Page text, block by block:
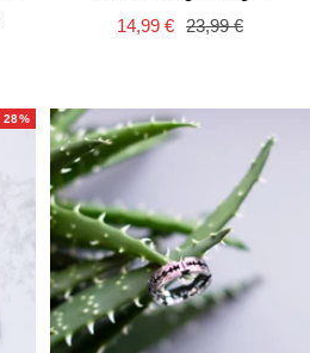
Prix
14,99 € Prix
23,99 €
28%